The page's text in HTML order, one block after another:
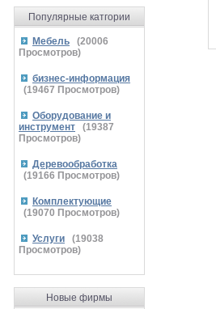
Популярные катгории
Мебель (20006
Просмотров)
бизнес-информация
(19467 Просмотров)
Оборудование и
инструмент
(19387
Просмотров)
Деревообработка
(19166 Просмотров)
Комплектующие
(19070 Просмотров)
Услуги (19038
Просмотров)
Новые фирмы